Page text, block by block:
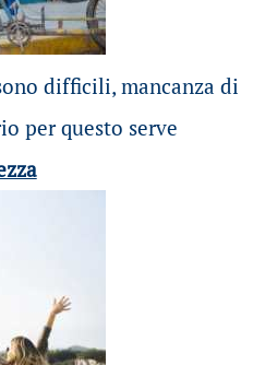
difficili, mancanza di
per questo serve